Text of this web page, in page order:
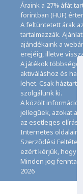
Áraink a 27% áfát
forintban (HUF)
A feltüntetett árak
tartalmazzák.
ajándékaink a
erejéig, illetve
A játékok
aktiváláshoz és
lehet. Csak
szolgálunk ki.
A közölt
jellegűek, azokat a
az esetleges
Internetes
Szerződési
ezért kérjük, hogy
Minden jog
2026